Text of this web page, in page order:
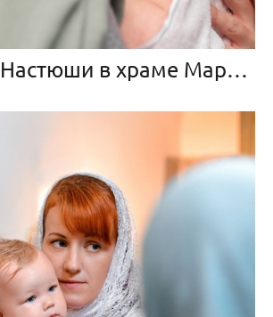
Крещение Настюши в храме Марии Магдалены